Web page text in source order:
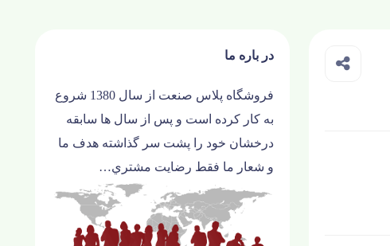
در باره ما
فروشگاه پلاس صنعت از سال 1380 شروع
به کار کرده است و پس از سال ها سابقه
درخشان خود را پشت سر گذاشته هدف ما
و شعار ما فقط رضايت مشتري…